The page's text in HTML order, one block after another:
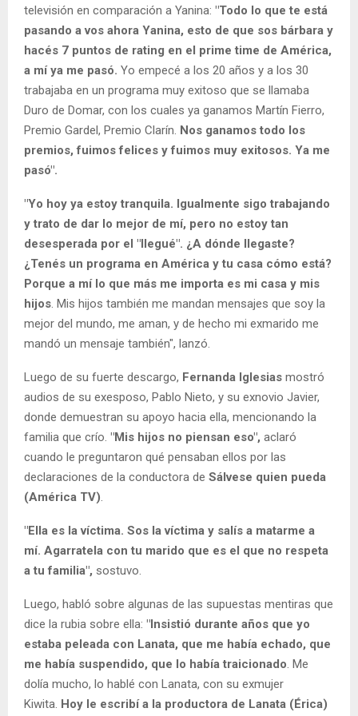
televisión en comparación a Yanina: "Todo lo que te está
pasando a vos ahora Yanina, esto de que sos bárbara y
hacés 7 puntos de rating en el prime time de América,
a mí ya me pasó. Yo empecé a los 20 años y a los 30
trabajaba en un programa muy exitoso que se llamaba
Duro de Domar, con los cuales ya ganamos Martín Fierro,
Premio Gardel, Premio Clarín. Nos ganamos todo los
premios, fuimos felices y fuimos muy exitosos. Ya me
pasó".
"Yo hoy ya estoy tranquila. Igualmente sigo trabajando
y trato de dar lo mejor de mí, pero no estoy tan
desesperada por el "llegué". ¿A dónde llegaste?
¿Tenés un programa en América y tu casa cómo está?
Porque a mí lo que más me importa es mi casa y mis
hijos. Mis hijos también me mandan mensajes que soy la
mejor del mundo, me aman, y de hecho mi exmarido me
mandó un mensaje también", lanzó.
Luego de su fuerte descargo, Fernanda Iglesias mostró
audios de su exesposo, Pablo Nieto, y su exnovio Javier,
donde demuestran su apoyo hacia ella, mencionando la
familia que crío. "Mis hijos no piensan eso", aclaró
cuando le preguntaron qué pensaban ellos por las
declaraciones de la conductora de Sálvese quien pueda
(América TV).
"Ella es la víctima. Sos la víctima y salís a matarme a
mí. Agarratela con tu marido que es el que no respeta
a tu familia", sostuvo.
Luego, habló sobre algunas de las supuestas mentiras que
dice la rubia sobre ella: "Insistió durante años que yo
estaba peleada con Lanata, que me había echado, que
me había suspendido, que lo había traicionado. Me
dolía mucho, lo hablé con Lanata, con su exmujer
Kiwita. Hoy le escribí a la productora de Lanata (Érica)